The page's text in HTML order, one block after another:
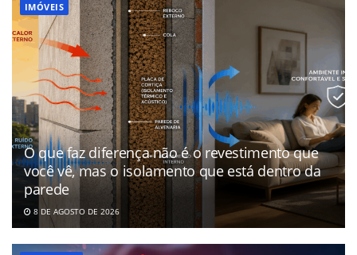
IMÓVEIS
O que faz diferença não é o revestimento que
você vê, mas o isolamento que está dentro da
parede
8 DE AGOSTO DE 2026